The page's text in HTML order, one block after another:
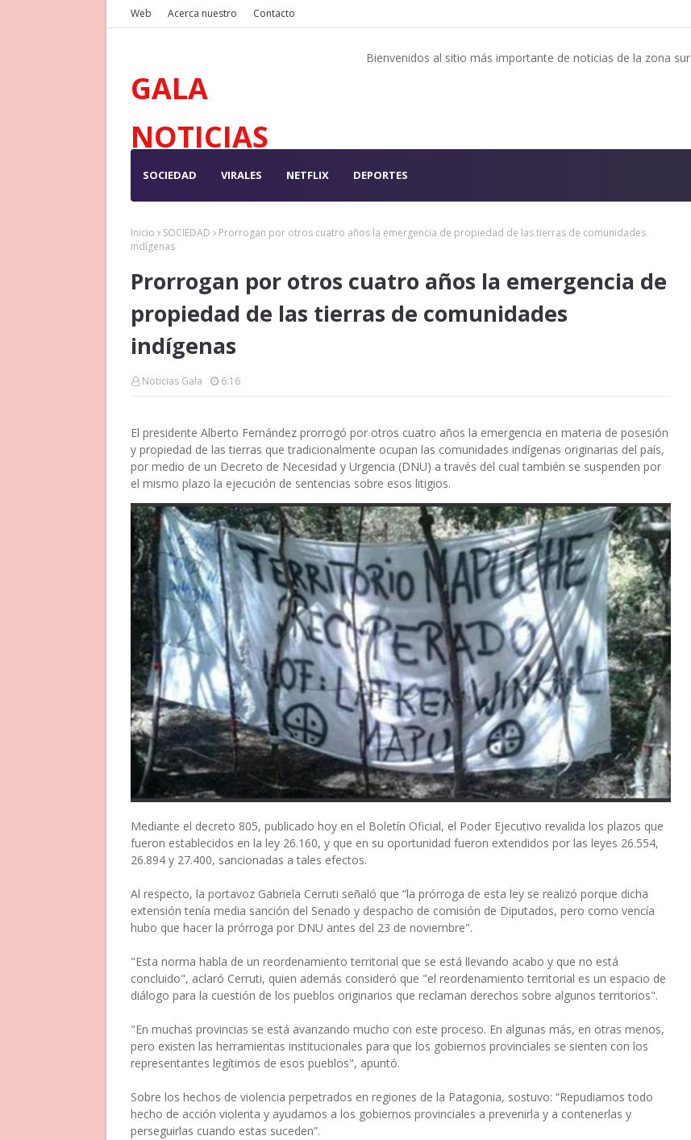
Web Acerca nuestro Contacto
GALA
NOTICIAS
Bienvenidos al sitio más importante de noticias de la zona sur
SOCIEDAD VIRALES NETFLIX DEPORTES
Inicio SOCIEDAD
Prorrogan por otros cuatro años la emergencia de propiedad de las tierras de comunidades
indígenas
Prorrogan por otros cuatro años la emergencia de
propiedad de las tierras de comunidades
indígenas
Noticias Gala 6:16
El presidente Alberto Fernández prorrogó por otros cuatro años la emergencia en materia de posesión
y propiedad de las tierras que tradicionalmente ocupan las comunidades indígenas originarias del país,
por medio de un Decreto de Necesidad y Urgencia (DNU) a través del cual también se suspenden por
el mismo plazo la ejecución de sentencias sobre esos litigios.
Mediante el decreto 805, publicado hoy en el Boletín Oficial, el Poder Ejecutivo revalida los plazos que
fueron establecidos en la ley 26.160, y que en su oportunidad fueron extendidos por las leyes 26.554,
26.894 y 27.400, sancionadas a tales efectos.
Al respecto, la portavoz Gabriela Cerruti señaló que “la prórroga de esta ley se realizó porque dicha
extensión tenía media sanción del Senado y despacho de comisión de Diputados, pero como vencía
hubo que hacer la prórroga por DNU antes del 23 de noviembre".
"Esta norma habla de un reordenamiento territorial que se está llevando acabo y que no está
concluido", aclaró Cerruti, quien además consideró que "el reordenamiento territorial es un espacio de
diálogo para la cuestión de los pueblos originarios que reclaman derechos sobre algunos territorios".
"En muchas provincias se está avanzando mucho con este proceso. En algunas más, en otras menos,
pero existen las herramientas institucionales para que los gobiernos provinciales se sienten con los
representantes legítimos de esos pueblos", apuntó.
Sobre los hechos de violencia perpetrados en regiones de la Patagonia, sostuvo: “Repudiamos todo
hecho de acción violenta y ayudamos a los gobiernos provinciales a prevenirla y a contenerlas y
perseguirlas cuando estas suceden”.